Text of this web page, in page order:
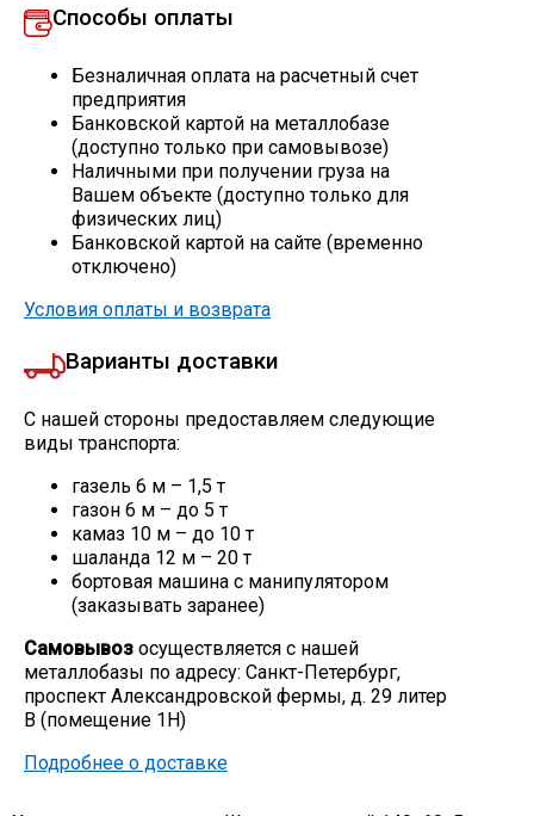
Способы оплаты
Безналичная оплата на расчетный счет
предприятия
Банковской картой на металлобазе
(доступно только при самовывозе)
Наличными при получении груза на
Вашем объекте (доступно только для
физических лиц)
Банковской картой на сайте (временно
отключено)
Условия оплаты и возврата
Варианты доставки
С нашей стороны предоставляем следующие
виды транспорта:
газель 6 м – 1,5 т
газон 6 м – до 5 т
камаз 10 м – до 10 т
шаланда 12 м – 20 т
бортовая машина с манипулятором
(заказывать заранее)
Самовывоз осуществляется с нашей
металлобазы по адресу: Санкт-Петербург,
проспект Александровской фермы, д. 29 литер
В (помещение 1Н)
Подробнее о доставке